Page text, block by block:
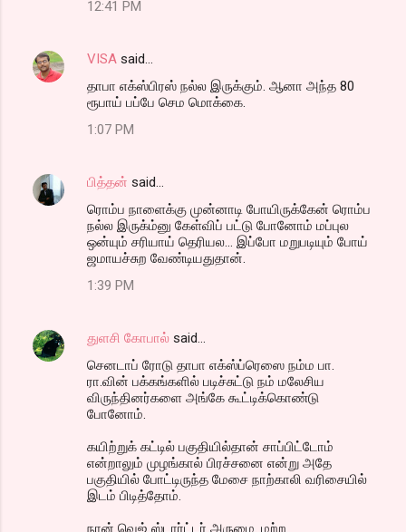
12:41 PM
VISA said…
தாபா எக்ஸ்பிரஸ் நல்ல இருக்கும். ஆனா அந்த 80
ரூபாய் பப்பே செம மொக்கை.
1:07 PM
பித்தன் said…
ரொம்ப நாளைக்கு முன்னாடி போயிருக்கேன் ரொம்ப
நல்ல இருக்ம்னு கேள்விப் பட்டு போனோம் மப்புல
ஒன்யும் சரியாய் தெரியல... இப்போ மறுபடியும் போய்
ஜமாயச்சுற வேண்டியதுதான்.
1:39 PM
துளசி கோபால் said…
செனடாப் ரோடு தாபா எக்ஸ்ப்ரெஸை நம்ம பா.
ரா.வின் பக்கங்களில் படிச்சுட்டு நம் மலேசிய
விருந்தினர்களை அங்கே கூட்டிக்கொண்டு
போனோம்.
கயிற்றுக் கட்டில் பகுதியில்தான் சாப்பிட்டோம்
என்றாலும் முழங்கால் பிரச்சனை என்று அதே
பகுதியில் போட்டிருந்த மேசை நாற்காலி வரிசையில்
இடம் பிடித்தோம்.
நான் வெஜ் ஸ்டார்ட்டர் அருமை. மற்ற